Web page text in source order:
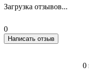
Загрузка отзывов...
0
Написать отзыв
0